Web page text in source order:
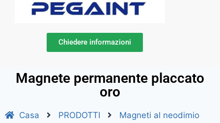
Chiedere informazioni
Magnete permanente placcato
oro
Casa PRODOTTI
Magneti al neodimio